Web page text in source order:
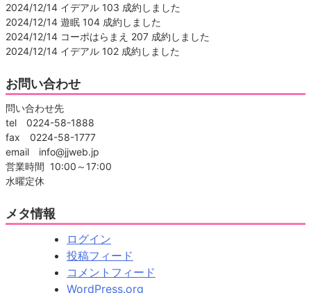
2024/12/14 イデアル 103 成約しました
2024/12/14 遊眠 104 成約しました
2024/12/14 コーポはらまえ 207 成約しました
2024/12/14 イデアル 102 成約しました
お問い合わせ
問い合わせ先
tel 0224-58-1888
fax 0224-58-1777
email info@jjweb.jp
営業時間 10:00～17:00
水曜定休
メタ情報
ログイン
投稿フィード
コメントフィード
WordPress.org